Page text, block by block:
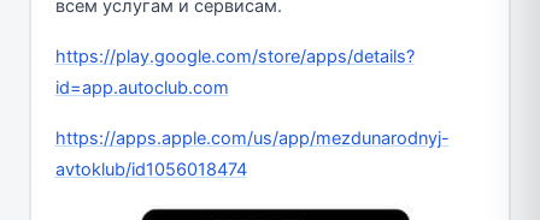
всем услугам и сервисам.
https://play.google.com/store/apps/details?
id=app.autoclub.com
https://apps.apple.com/us/app/mezdunarodnyj-
avtoklub/id1056018474